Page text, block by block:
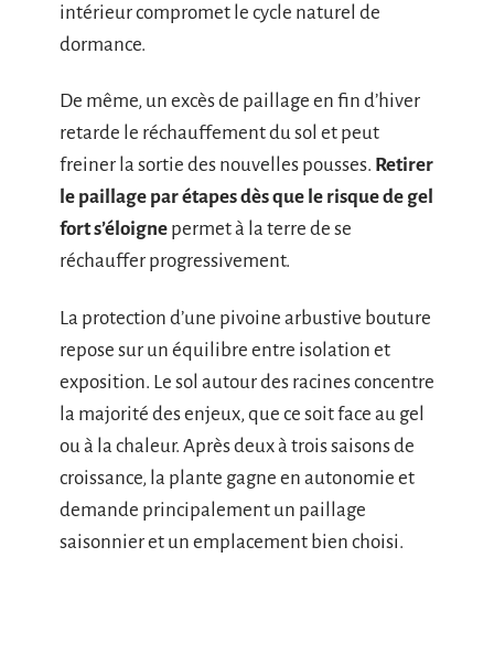
intérieur compromet le cycle naturel de
dormance.
De même, un excès de paillage en fin d’hiver
retarde le réchauffement du sol et peut
freiner la sortie des nouvelles pousses. Retirer
le paillage par étapes dès que le risque de gel
fort s’éloigne permet à la terre de se
réchauffer progressivement.
La protection d’une pivoine arbustive bouture
repose sur un équilibre entre isolation et
exposition. Le sol autour des racines concentre
la majorité des enjeux, que ce soit face au gel
ou à la chaleur. Après deux à trois saisons de
croissance, la plante gagne en autonomie et
demande principalement un paillage
saisonnier et un emplacement bien choisi.